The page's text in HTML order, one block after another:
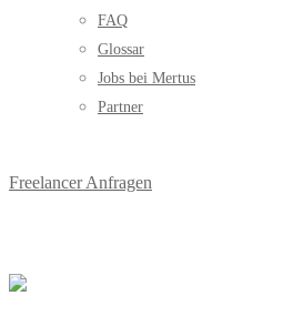
FAQ
Glossar
Jobs bei Mertus
Partner
Freelancer Anfragen